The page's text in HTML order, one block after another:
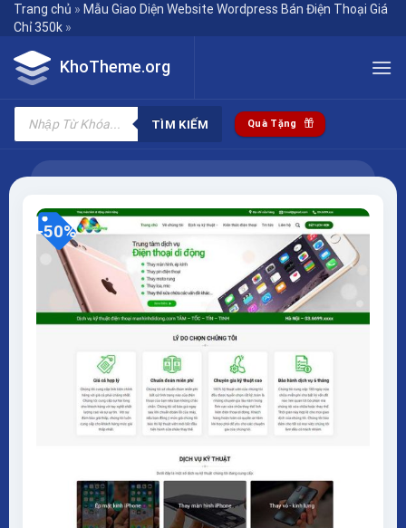
Skip
content
Trang chủ » Mẫu Giao Diện Website Wordpress Bán Điện Thoại Giá
Chỉ 350k »
KhoTheme.org
Tìm
kiếm
phẩm
TÌM KIẾM Quà Tặng
-50%